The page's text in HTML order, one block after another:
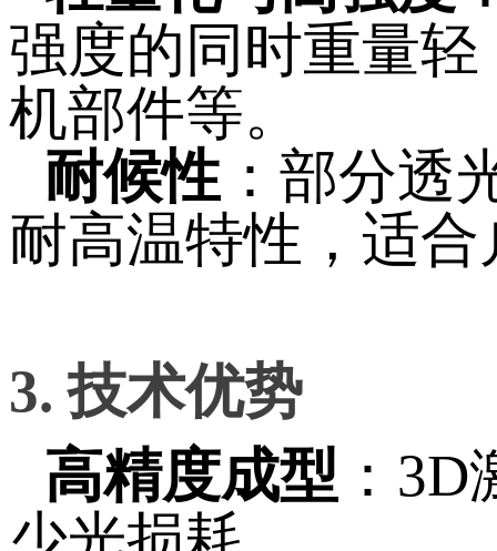
强度的同时重量
机部件等。
耐候性 ：部分透
耐高温特性，适
3. 技术优势
高精度成型 ：